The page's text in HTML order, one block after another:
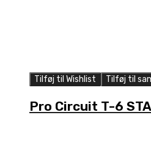
Tilføj til Wishlist Tilføj til
Pro Circuit T-6